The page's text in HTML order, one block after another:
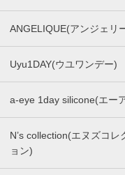
ANGELIQUE(アンジェリ
Uyu1DAY(ウユワンデー)
a-eye 1day silicone(エー
N’s collection(エヌズコレ
ョン)